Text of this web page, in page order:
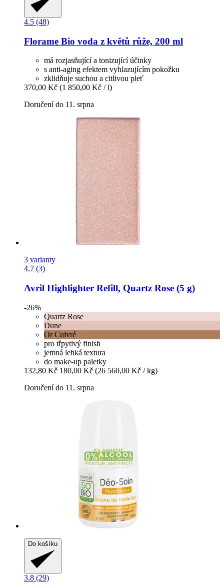
4.5 (48)
Florame Bio voda z květů růže, 200 ml
má rozjasňující a tonizující účinky
s anti-aging efektem vyhlazujícím pokožku
zklidňuje suchou a citlivou pleť
370,00 Kč (1 850,00 Kč / l)
Doručení do 11. srpna
3 varianty
4.7 (3)
Avril Highlighter Refill, Quartz Rose (5 g)
-26%
Quartz Rose
Dune
Or Cuivré
pro třpytivý finish
jemná lehká textura
do make-up paletky
132,80 Kč 180,00 Kč (26 560,00 Kč / kg)
Doručení do 11. srpna
Do košíku
3.8 (29)